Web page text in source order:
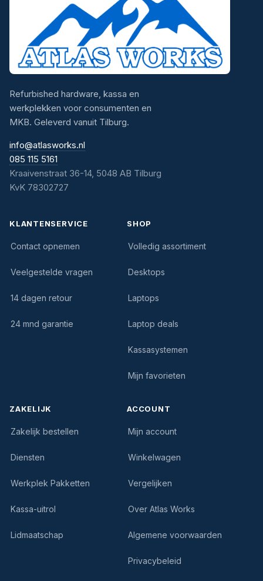
Refurbished hardware, kassa en
werkplekken voor consumenten en
MKB. Geleverd vanuit Tilburg.
info@atlasworks.nl
085 115 5161
Kraaivenstraat 36-14, 5048 AB Tilburg
KvK 78302727
KLANTENSERVICE
Contact opnemen
Veelgestelde vragen
14 dagen retour
24 mnd garantie
SHOP
Volledig assortiment
Desktops
Laptops
Laptop deals
Kassasystemen
Mijn favorieten
ZAKELIJK
Zakelijk bestellen
Diensten
Werkplek Pakketten
Kassa-uitrol
Lidmaatschap
ACCOUNT
Mijn account
Winkelwagen
Vergelijken
Over Atlas Works
Algemene voorwaarden
Privacybeleid